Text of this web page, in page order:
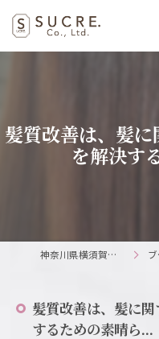
髪質改善は、髪
を解決す
神奈川県横須賀の美容室ならSUCRE. ブログ
髪質改善は、髪に
するための素晴ら...